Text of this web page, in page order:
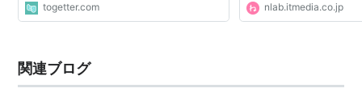
togetter.com nlab.itmedia.co.jp
関連ブログ